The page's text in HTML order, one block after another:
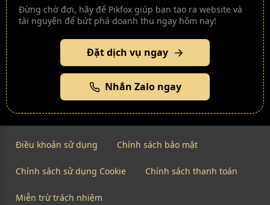
Đừng chờ đợi, hãy để Pikfox giúp bạn tạo ra website và
tài nguyên để bứt phá doanh thu ngay hôm nay!
Đặt dịch vụ ngay
Nhắn Zalo ngay
Điều khoản sử dụng Chính sách bảo mật
Chính sách sử dụng Cookie Chính sách thanh toán
Miễn trừ trách nhiệm